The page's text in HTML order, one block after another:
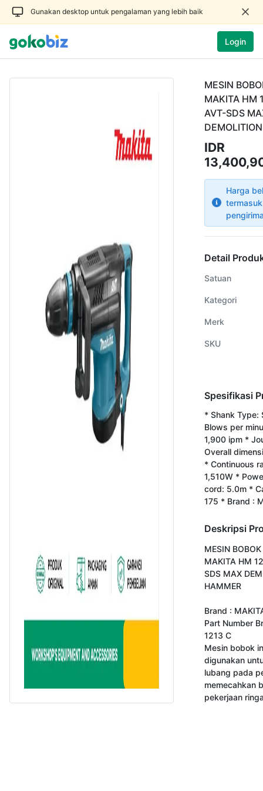
Gunakan desktop untuk pengalaman yang lebih baik
Login
MESIN
MAKITA HM
AVT-SDS
IDR
Harga
Detail
Satuan
Kategori
Merk
SKU
Spesifikasi
* Shank Type:
Blows per
1,900 ipm *
Overall
* Continuous
1,510W *
cord: 5.0m *
175 * Brand :
Deskripsi
MESIN
MAKITA HM
SDS MAX
HAMMER
Brand :
Part Number
1213 C
Mesin bobok
digunakan
lubang pada
memecahkan
pekerjaan